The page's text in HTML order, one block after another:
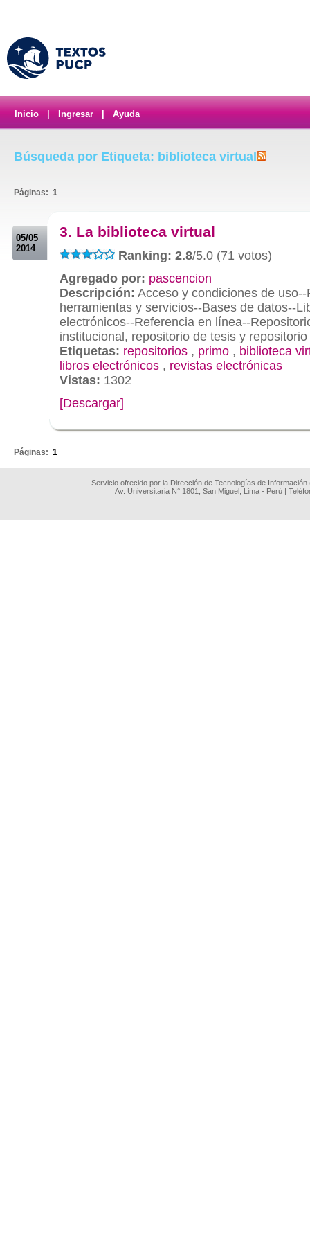
Inicio Ingresar Ayuda
Búsqueda por Etiqueta: biblioteca virtual
Páginas: 1
05/05
2014
3. La biblioteca virtual
Ranking: 2.8/5.0 (71 votos)
Agregado por: pascencion
Descripción: Acceso y condiciones de uso--
herramientas y servicios--Bases de datos--
electrónicos--Referencia en línea--
institucional, repositorio de tesis y
Etiquetas: repositorios , primo , biblioteca
libros electrónicos , revistas electrónicas
Vistas: 1302
[Descargar]
Páginas: 1
Servicio ofrecido por la Dirección de Tecnologías de
Av. Universitaria N° 1801, San Miguel, Lima - Perú |